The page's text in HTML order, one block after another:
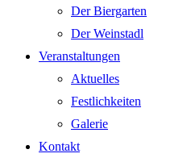
Der Biergarten
Der Weinstadl
Veranstaltungen
Aktuelles
Festlichkeiten
Galerie
Kontakt